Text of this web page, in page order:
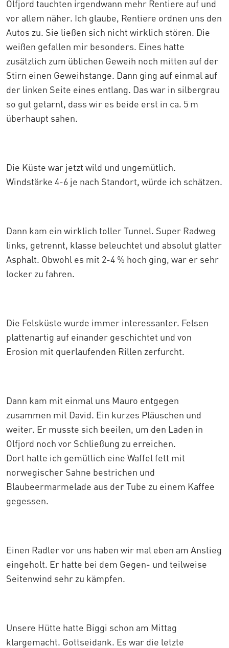
Olfjord tauchten irgendwann mehr Rentiere auf und
vor allem näher. Ich glaube, Rentiere ordnen uns den
Autos zu. Sie ließen sich nicht wirklich stören. Die
weißen gefallen mir besonders. Eines hatte
zusätzlich zum üblichen Geweih noch mitten auf der
Stirn einen Geweihstange. Dann ging auf einmal auf
der linken Seite eines entlang. Das war in silbergrau
so gut getarnt, dass wir es beide erst in ca. 5 m
überhaupt sahen.
Die Küste war jetzt wild und ungemütlich.
Windstärke 4-6 je nach Standort, würde ich schätzen.
Dann kam ein wirklich toller Tunnel. Super Radweg
links, getrennt, klasse beleuchtet und absolut glatter
Asphalt. Obwohl es mit 2-4 % hoch ging, war er sehr
locker zu fahren.
Die Felsküste wurde immer interessanter. Felsen
plattenartig auf einander geschichtet und von
Erosion mit querlaufenden Rillen zerfurcht.
Dann kam mit einmal uns Mauro entgegen
zusammen mit David. Ein kurzes Pläuschen und
weiter. Er musste sich beeilen, um den Laden in
Olfjord noch vor Schließung zu erreichen.
Dort hatte ich gemütlich eine Waffel fett mit
norwegischer Sahne bestrichen und
Blaubeermarmelade aus der Tube zu einem Kaffee
gegessen.
Einen Radler vor uns haben wir mal eben am Anstieg
eingeholt. Er hatte bei dem Gegen- und teilweise
Seitenwind sehr zu kämpfen.
Unsere Hütte hatte Biggi schon am Mittag
klargemacht. Gottseidank. Es war die letzte